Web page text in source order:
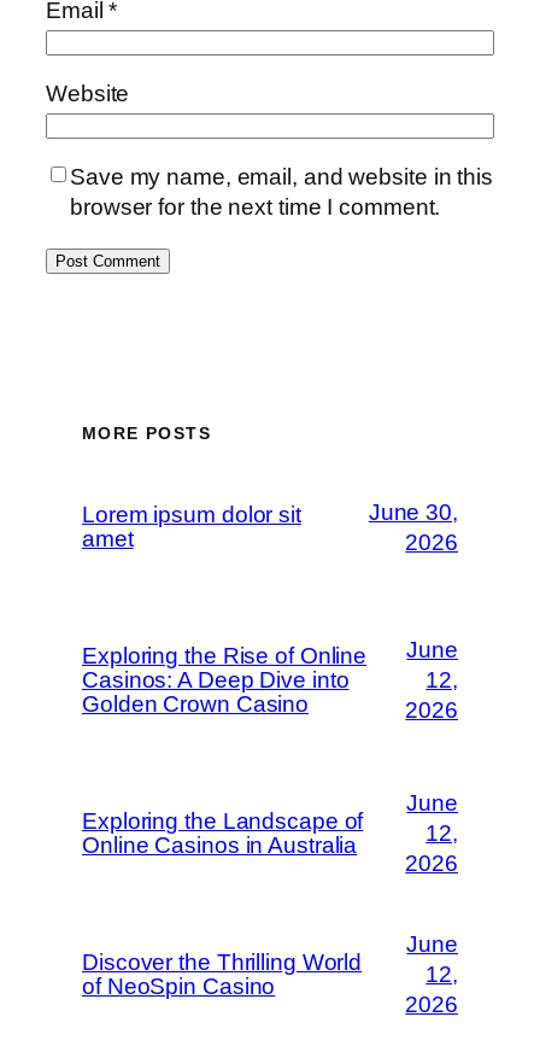
Email*
Website
Save my name, email, and website in this
browser for the next time I comment.
MORE POSTS
Lorem ipsum dolor sit
amet
June 30,
2026
Exploring the Rise of Online
Casinos: A Deep Dive into
Golden Crown Casino
June
12,
2026
Exploring the Landscape of
Online Casinos in Australia
June
12,
2026
Discover the Thrilling World
of NeoSpin Casino
June
12,
2026